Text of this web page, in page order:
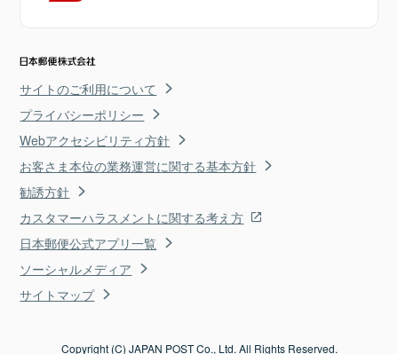
サイトのご利用について
プライバシーポリシー
Webアクセシビリティ方針
お客さま本位の業務運営に関する基本方針
勧誘方針
カスタマーハラスメントに関する考え方
日本郵便公式アプリ一覧
ソーシャルメディア
サイトマップ
Copyright (C) JAPAN POST Co., Ltd. All Rights Reserved.